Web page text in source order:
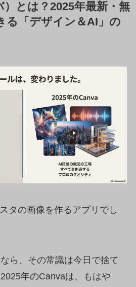
とは？2025年最新・無
る「デザイン＆AI」の
タの画像を作るアプリでし
ら、その常識は今日で捨て
年のCanvaは、もはや